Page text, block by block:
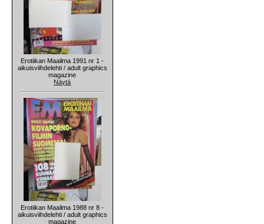
Erotiikan Maailma 1991 nr 1 -
aikuisviihdelehti / adult graphics
magazine
Näytä
Erotiikan Maailma 1988 nr 8 -
aikuisviihdelehti / adult graphics
magazine